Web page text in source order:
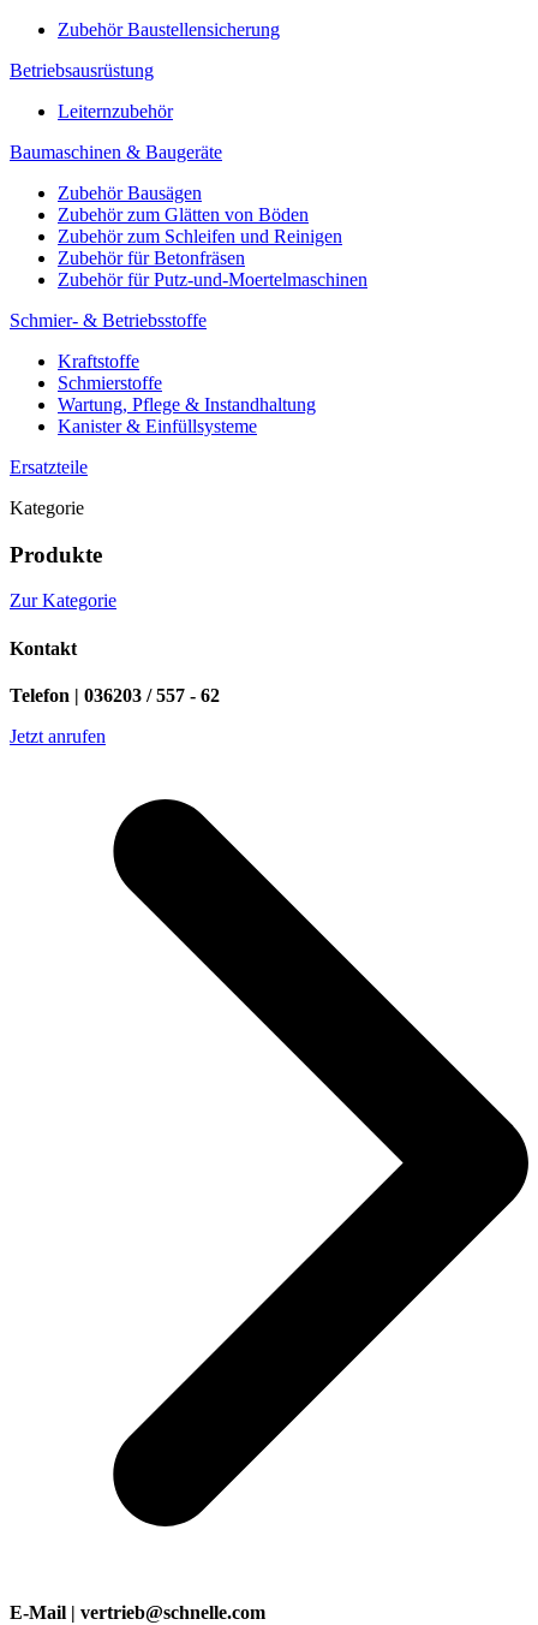
Zubehör Baustellensicherung
Betriebsausrüstung
Leiternzubehör
Baumaschinen & Baugeräte
Zubehör Bausägen
Zubehör zum Glätten von Böden
Zubehör zum Schleifen und Reinigen
Zubehör für Betonfräsen
Zubehör für Putz-und-Moertelmaschinen
Schmier- & Betriebsstoffe
Kraftstoffe
Schmierstoffe
Wartung, Pflege & Instandhaltung
Kanister & Einfüllsysteme
Ersatzteile
Kategorie
Produkte
Zur Kategorie
Kontakt
Telefon | 036203 / 557 - 62
Jetzt anrufen
E-Mail | vertrieb@schnelle.com